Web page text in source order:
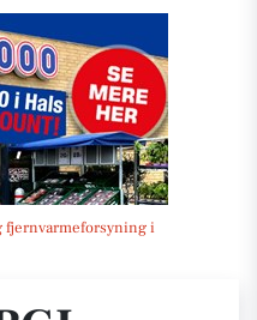
fjernvarmeforsyning i